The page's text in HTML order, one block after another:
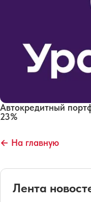
Автокредитный
23%
← На главную
Лента